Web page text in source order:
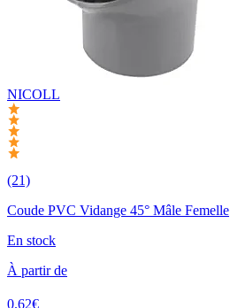
NICOLL
(21)
Coude PVC Vidange 45° Mâle Femelle
En stock
À partir de
0.62€